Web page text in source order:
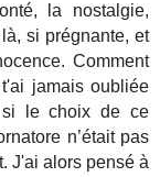
la nostalgie,
là, si prégnante, et
Comment
jamais oubliée
si le choix de ce
n’était pas
J'ai alors pensé à